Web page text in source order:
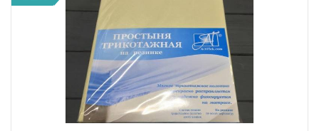
Производитель
АльВиТек
(Россия)